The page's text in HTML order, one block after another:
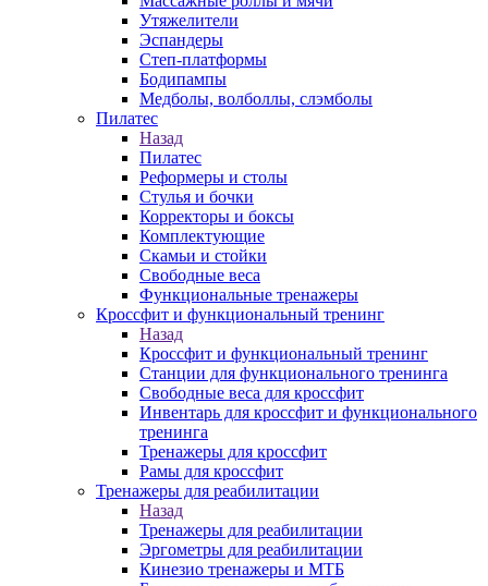
Утяжелители
Эспандеры
Степ-платформы
Бодипампы
Медболы, волболлы, слэмболы
Пилатес
Назад
Пилатес
Реформеры и столы
Стулья и бочки
Корректоры и боксы
Комплектующие
Скамьи и стойки
Свободные веса
Функциональные тренажеры
Кроссфит и функциональный тренинг
Назад
Кроссфит и функциональный тренинг
Станции для функционального тренинга
Свободные веса для кроссфит
Инвентарь для кроссфит и функционального
тренинга
Тренажеры для кроссфит
Рамы для кроссфит
Тренажеры для реабилитации
Назад
Тренажеры для реабилитации
Эргометры для реабилитации
Кинезио тренажеры и МТБ